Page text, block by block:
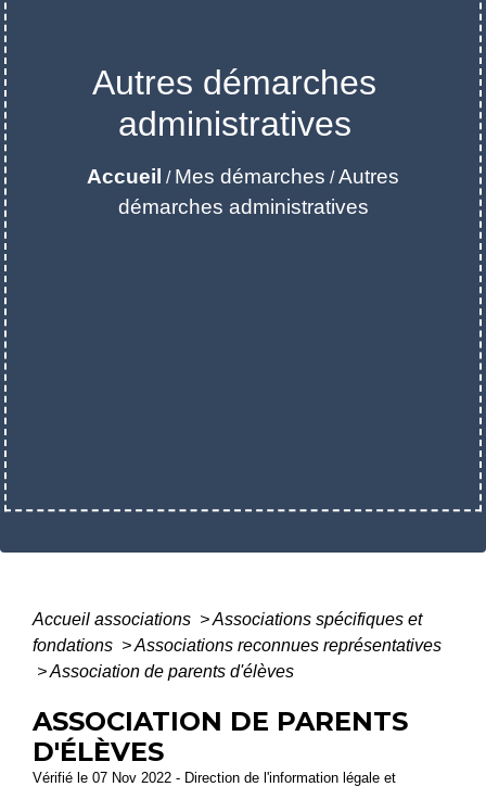
Autres démarches
administratives
Accueil / Mes démarches /Autres
démarches administratives
Accueil associations >Associations spécifiques et
fondations >Associations reconnues représentatives
>Association de parents d'élèves
ASSOCIATION DE PARENTS
D'ÉLÈVES
Vérifié le 07 Nov 2022 - Direction de l'information légale et